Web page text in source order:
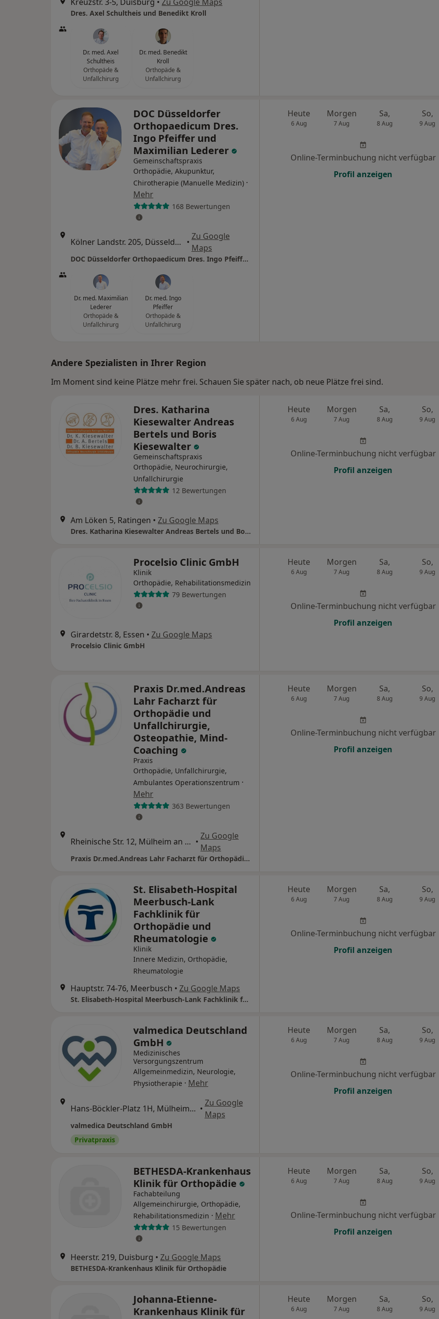
Dres. Axel Schultheis und Benedikt Kroll
Dr. med. Axel
Schultheis
Orthopäde &
Unfallchirurg
Dr. med. Benedikt
Kroll
Orthopäde &
Unfallchirurg
DOC Düsseldorfer
Orthopaedicum Dres.
Ingo Pfeiffer und
Maximilian Lederer
Gemeinschaftspraxis
Orthopädie, Akupunktur,
Chirotherapie (Manuelle Medizin) ·
Mehr
168 Bewertungen
Kölner Landstr. 205, Düsseldorf •
Zu Google
Maps
DOC Düsseldorfer Orthopaedicum Dres. Ingo Pfeiffer und Maximilian Lederer
Dr. med. Maximilian
Lederer
Orthopäde &
Unfallchirurg
Dr. med. Ingo
Pfeiffer
Orthopäde &
Unfallchirurg
Heute
6 Aug
Morgen
7 Aug
Sa,
8 Aug
So,
9 Aug
Online-Terminbuchung nicht verfügbar
Profil anzeigen
Andere Spezialisten in Ihrer Region
Im Moment sind keine Plätze mehr frei. Schauen Sie später nach, ob neue Plätze frei sind.
Dres. Katharina
Kiesewalter Andreas
Bertels und Boris
Kiesewalter
Gemeinschaftspraxis
Orthopädie, Neurochirurgie,
Unfallchirurgie
12 Bewertungen
Am Löken 5, Ratingen • Zu Google Maps
Dres. Katharina Kiesewalter Andreas Bertels und Boris Kiesewalter
Heute
6 Aug
Morgen
7 Aug
Sa,
8 Aug
So,
9 Aug
Online-Terminbuchung nicht verfügbar
Profil anzeigen
Procelsio Clinic GmbH
Klinik
Orthopädie, Rehabilitationsmedizin
79 Bewertungen
Girardetstr. 8, Essen • Zu Google Maps
Procelsio Clinic GmbH
Heute
6 Aug
Morgen
7 Aug
Sa,
8 Aug
So,
9 Aug
Online-Terminbuchung nicht verfügbar
Profil anzeigen
Praxis Dr.med.Andreas
Lahr Facharzt für
Orthopädie und
Unfallchirurgie,
Osteopathie, Mind-
Coaching
Praxis
Orthopädie, Unfallchirurgie,
Ambulantes Operationszentrum ·
Mehr
363 Bewertungen
Rheinische Str. 12, Mülheim an der Ruhr •
Zu Google
Maps
Praxis Dr.med.Andreas Lahr Facharzt für Orthopädie und Unfallchirurgie, Osteopathie, Mind-Coaching
Heute
6 Aug
Morgen
7 Aug
Sa,
8 Aug
So,
9 Aug
Online-Terminbuchung nicht verfügbar
Profil anzeigen
St. Elisabeth-Hospital
Meerbusch-Lank
Fachklinik für
Orthopädie und
Rheumatologie
Klinik
Innere Medizin, Orthopädie,
Rheumatologie
Hauptstr. 74-76, Meerbusch • Zu Google Maps
St. Elisabeth-Hospital Meerbusch-Lank Fachklinik für Orthopädie und Rheumatologie
Heute
6 Aug
Morgen
7 Aug
Sa,
8 Aug
So,
9 Aug
Online-Terminbuchung nicht verfügbar
Profil anzeigen
valmedica Deutschland
GmbH
Medizinisches
Versorgungszentrum
Allgemeinmedizin, Neurologie,
Physiotherapie · Mehr
Hans-Böckler-Platz 1H, Mülheim an der Ruhr •
Zu Google
Maps
valmedica Deutschland GmbH
Privatpraxis
Heute
6 Aug
Morgen
7 Aug
Sa,
8 Aug
So,
9 Aug
Online-Terminbuchung nicht verfügbar
Profil anzeigen
BETHESDA-Krankenhaus
Klinik für Orthopädie
Fachabteilung
Allgemeinchirurgie, Orthopädie,
Rehabilitationsmedizin · Mehr
15 Bewertungen
Heerstr. 219, Duisburg • Zu Google Maps
BETHESDA-Krankenhaus Klinik für Orthopädie
Heute
6 Aug
Morgen
7 Aug
Sa,
8 Aug
So,
9 Aug
Online-Terminbuchung nicht verfügbar
Profil anzeigen
Johanna-Etienne-
Krankenhaus Klinik für
Heute
6 Aug
Morgen
7 Aug
Sa,
8 Aug
So,
9 Aug